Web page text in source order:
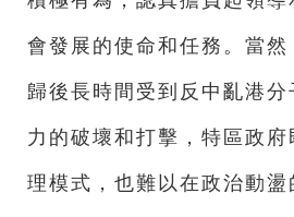
會發展的使命和任務。當然
歸後長時間受到反中亂港分
力的破壞和打擊，特區政
理模式，也難以在政治動盪